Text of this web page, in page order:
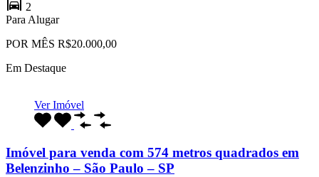
2
Para Alugar
POR MÊS R$20.000,00
Em Destaque
Ver Imóvel
Imóvel para venda com 574 metros quadrados em
Belenzinho – São Paulo – SP